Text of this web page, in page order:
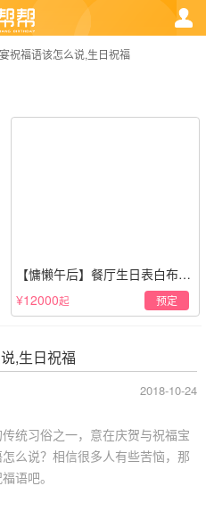
祝福语该怎么说,生日祝福
【慵懒午后】餐厅生日表白布置
场景·轻奢白色系
¥12000起 预定
,生日祝福
2018-10-24
统习俗之一，意在庆贺与祝福宝
怎么说？相信很多人有些苦恼，那
语吧。